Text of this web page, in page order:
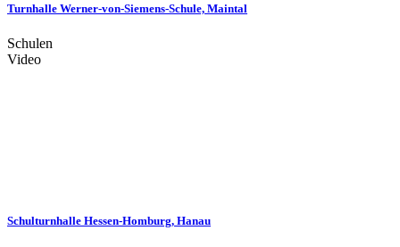
Turnhalle Werner-von-Siemens-Schule, Maintal
Schulen
Video
Schulturnhalle Hessen-Homburg, Hanau